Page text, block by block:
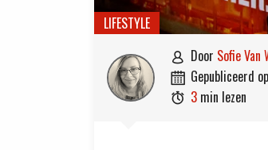
LIFESTYLE
 door Sofie Van
 gepubliceerd op
 3 min lezen